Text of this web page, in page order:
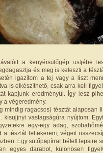
a kenyérsütőgép üstjébe
és meg is keleszti a
igazítom a tej vagy a liszt
is elkészíthető, csak arra kell
kapjunk eredményül. Így lesz
a végeredmény.
mindig ragacsos) tésztát alaposan
kisujjnyi vastagságúra nyújtom.
egy-egy adag,
a tésztát feltekerem, végeit
Egy sütőpapírral bélelt tepsire
egyes darabot, különösen